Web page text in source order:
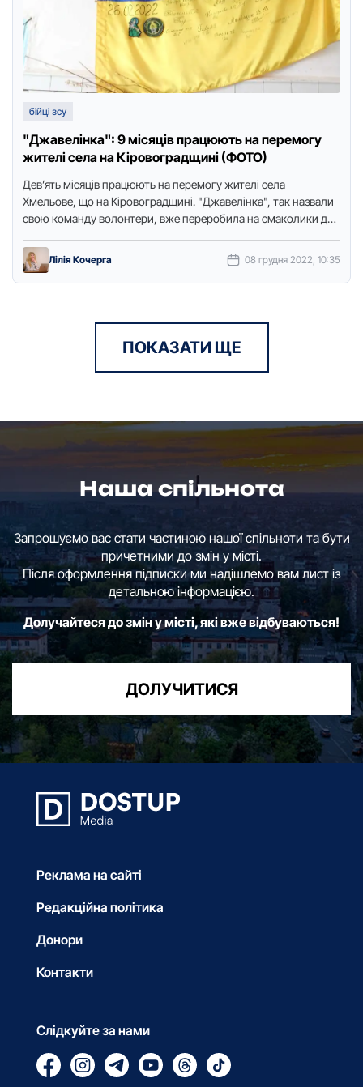
бійці зсу
"Джавелінка": 9 місяців працюють на перемогу
жителі села на Кіровоградщині (ФОТО)
Дев’ять місяців працюють на перемогу жителі села
Хмельове, що на Кіровоградщині. "Джавелінка", так назвали
свою команду волонтери, вже переробила на смаколики для
Лілія Кочерга 08 грудня 2022, 10:35
ПОКАЗАТИ ЩЕ
Наша спільнота
Запрошуємо вас стати частиною нашої спільноти та бути
причетними до змін у місті.
Після оформлення підписки ми надішлемо вам лист із
детальною інформацією.
Долучайтеся до змін у місті, які вже відбуваються!
ДОЛУЧИТИСЯ
Реклама на сайті
Редакційна політика
Донори
Контакти
Слідкуйте за нами